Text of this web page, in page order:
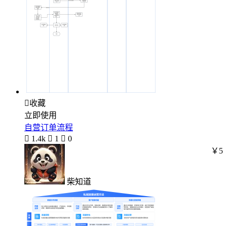
收藏
立即使用
自营订单流程
 1.4k  1  0
柴知道
￥5